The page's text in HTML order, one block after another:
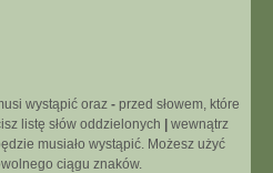
wystąpić oraz - przed słowem, które
listę słów oddzielonych
wewnątrz
musiało wystąpić. Możesz użyć
ciągu znaków.